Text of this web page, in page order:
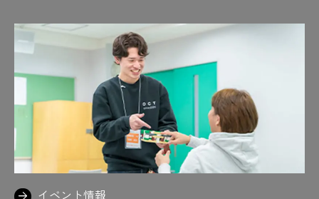
イベント情報